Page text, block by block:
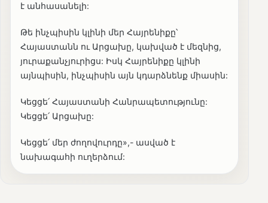
է անհասանելի:
Թե ինչպիսին կլինի մեր Հայրենիքը՝
Հայաստանն ու Արցախը, կախված է մեզնից,
յուրաքանչյուրիցս: Իսկ Հայրենիքը կլինի
այնպիսին, ինչպիսին այն կդարձնենք միասին:
Կեցցե՛ Հայաստանի Հանրապետությունը:
Կեցցե՛ Արցախը:
Կեցցե՛ մեր ժողովուրդը»,- ասված է
նախագահի ուղերձում: